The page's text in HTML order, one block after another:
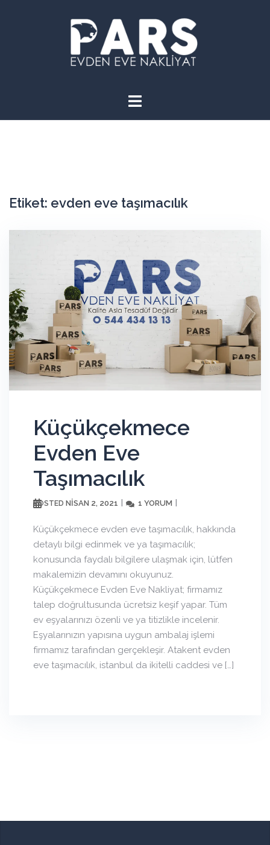
Etiket: evden eve taşımacılık
Küçükçekmece
Evden Eve
Taşımacılık
POSTED NISAN 2, 2021 1 YORUM
Küçükçekmece evden eve taşımacılık, hakkında
detaylı bilgi edinmek ve ya taşımacılık;
konusunda faydalı bilgilere ulaşmak için, lütfen
makalemizin devamını okuyunuz.
Küçükçekmece Evden Eve Nakliyat; firmamız
talep doğrultusunda ücretsiz keşif yapar. Tüm
ev eşyalarınızı özenli ve ya titizlikle incelenir.
Eşyalarınızın yapısına uygun ambalaj işlemi
firmamız tarafından gerçekleşir. Atakent evden
eve taşımacılık, istanbul da ikitelli caddesi ve […]